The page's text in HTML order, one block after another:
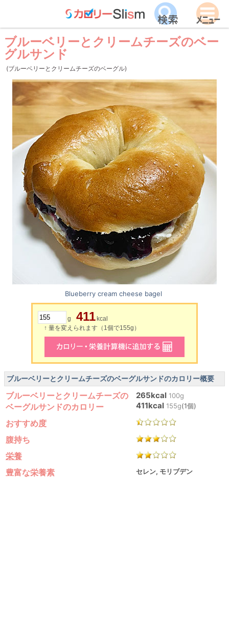
ブルーベリーとクリームチーズのベー
グルサンド
(ブルーベリーとクリームチーズのベーグル)
Blueberry cream cheese bagel
g 411 kcal
↑ 量を変えられます（1個で155g）
ブルーベリーとクリームチーズのベーグルサンドのカロリー概要
ブルーベリーとクリームチーズの
ベーグルサンドのカロリー
265kcal 100g
411kcal 155g(1個)
おすすめ度
腹持ち
栄養
豊富な栄養素
セレン, モリブデン